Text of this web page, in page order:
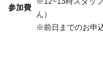
参加費
ん）
※前日までのお申